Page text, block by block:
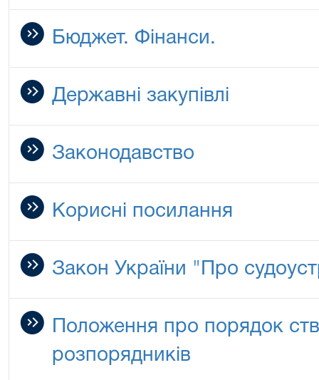
Бюджет. Фінанси.
Державні закупівлі
Законодавство
Корисні посилання
Закон України "Про
Положення про порядок
розпорядників